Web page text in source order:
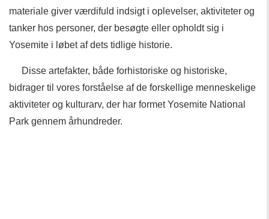
materiale giver værdifuld indsigt i oplevelser, aktiviteter og
tanker hos personer, der besøgte eller opholdt sig i
Yosemite i løbet af dets tidlige historie.
Disse artefakter, både forhistoriske og historiske,
bidrager til vores forståelse af de forskellige menneskelige
aktiviteter og kulturarv, der har formet Yosemite National
Park gennem århundreder.